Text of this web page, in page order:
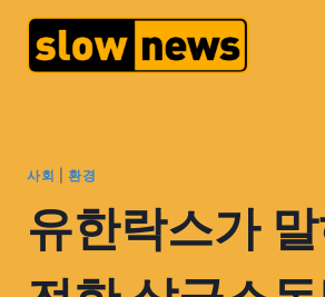
사회 환경
유한락스가